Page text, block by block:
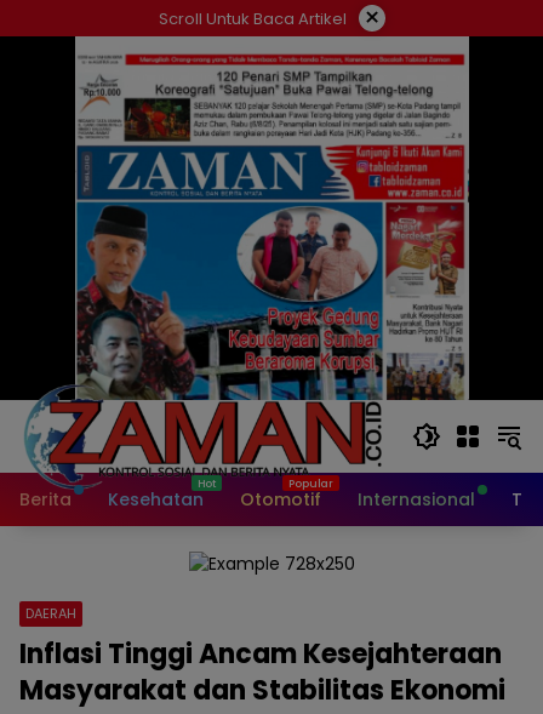
ke
Scroll Untuk Baca Artikel ×
Berita Kesehatan Otomotif Internasional
DAERAH
Inflasi Tinggi Ancam Kesejahteraan
Masyarakat dan Stabilitas Ekonomi